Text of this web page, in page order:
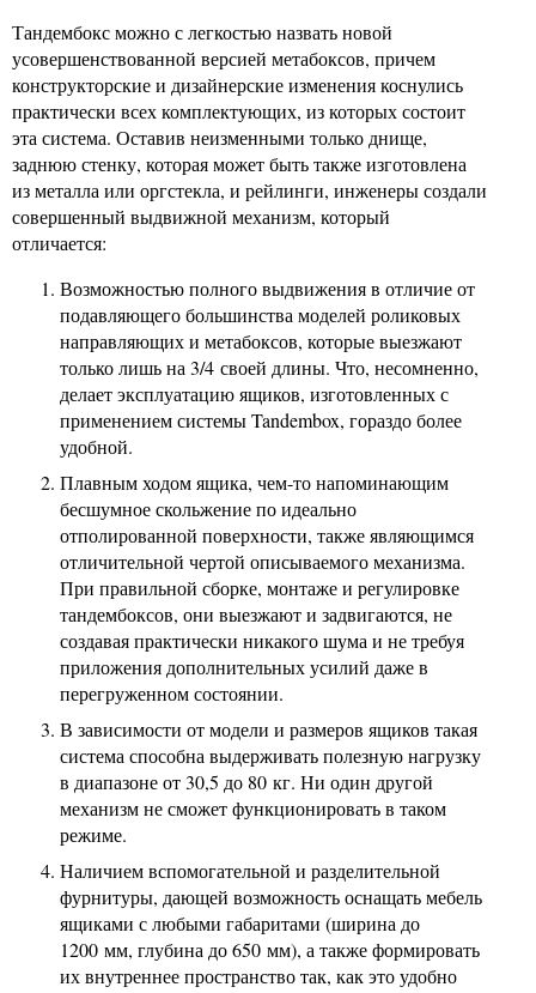
Тандембокс можно с легкостью назвать новой
усовершенствованной версией метабоксов, причем
конструкторские и дизайнерские изменения коснулись
практически всех комплектующих, из которых состоит
эта система. Оставив неизменными только днище,
заднюю стенку, которая может быть также изготовлена
из металла или оргстекла, и рейлинги, инженеры создали
совершенный выдвижной механизм, который
отличается:
Возможностью полного выдвижения в отличие от
подавляющего большинства моделей роликовых
направляющих и метабоксов, которые выезжают
только лишь на 3/4 своей длины. Что, несомненно,
делает эксплуатацию ящиков, изготовленных с
применением системы Tandembox, гораздо более
удобной.
Плавным ходом ящика, чем-то напоминающим
бесшумное скольжение по идеально
отполированной поверхности, также являющимся
отличительной чертой описываемого механизма.
При правильной сборке, монтаже и регулировке
тандембоксов, они выезжают и задвигаются, не
создавая практически никакого шума и не требуя
приложения дополнительных усилий даже в
перегруженном состоянии.
В зависимости от модели и размеров ящиков такая
система способна выдерживать полезную нагрузку
в диапазоне от 30,5 до 80 кг. Ни один другой
механизм не сможет функционировать в таком
режиме.
Наличием вспомогательной и разделительной
фурнитуры, дающей возможность оснащать мебель
ящиками с любыми габаритами (ширина до
1200 мм, глубина до 650 мм), а также формировать
их внутреннее пространство так, как это удобно